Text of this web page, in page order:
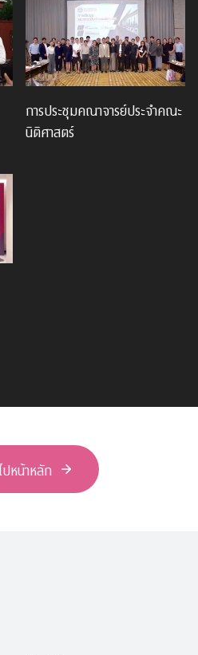
การประชุมคณาจารย์ประจำคณะ
นิติศาสตร์
หน้าหลัก